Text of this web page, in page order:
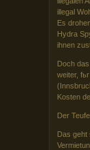
illegal
Es
Hydra
ihnen
Doch
weiter,
Kosten
Der
Das geht